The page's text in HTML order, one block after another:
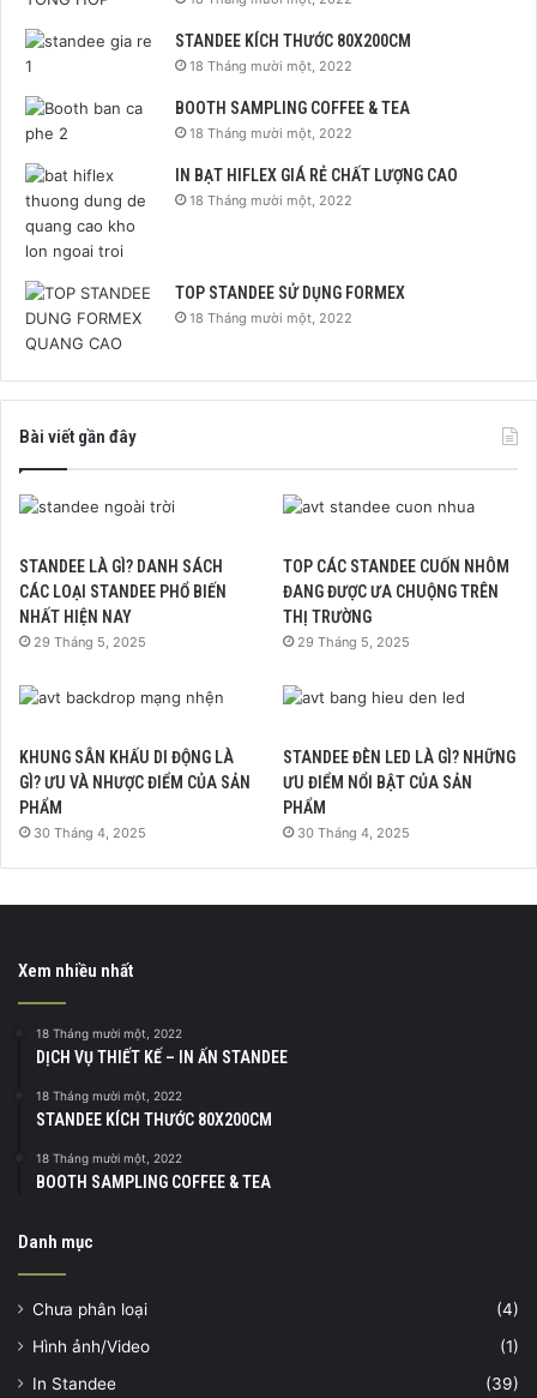
STANDEE KÍCH THƯỚC 80X200CM
18 Tháng mười một, 2022
BOOTH SAMPLING COFFEE & TEA
18 Tháng mười một, 2022
IN BẠT HIFLEX GIÁ RẺ CHẤT LƯỢNG CAO
18 Tháng mười một, 2022
TOP STANDEE SỬ DỤNG FORMEX
18 Tháng mười một, 2022
Bài viết gần đây
STANDEE LÀ GÌ? DANH SÁCH
CÁC LOẠI STANDEE PHỔ BIẾN
NHẤT HIỆN NAY
29 Tháng 5, 2025
TOP CÁC STANDEE CUỐN NHÔM
ĐANG ĐƯỢC ƯA CHUỘNG TRÊN
THỊ TRƯỜNG
29 Tháng 5, 2025
KHUNG SÂN KHẤU DI ĐỘNG LÀ
GÌ? ƯU VÀ NHƯỢC ĐIỂM CỦA SẢN
PHẨM
30 Tháng 4, 2025
STANDEE ĐÈN LED LÀ GÌ? NHỮNG
ƯU ĐIỂM NỔI BẬT CỦA SẢN
PHẨM
30 Tháng 4, 2025
Xem nhiều nhất
18 Tháng mười một, 2022
DỊCH VỤ THIẾT KẾ – IN ẤN STANDEE
18 Tháng mười một, 2022
STANDEE KÍCH THƯỚC 80X200CM
18 Tháng mười một, 2022
BOOTH SAMPLING COFFEE & TEA
Danh mục
Chưa phân loại
(4)
Hình ảnh/Video
(1)
In Standee
(39)